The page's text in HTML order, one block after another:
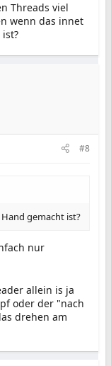
Threads viel
wenn das innet
#8
gemacht ist?
nur
allein is ja
oder der "nach
drehen am